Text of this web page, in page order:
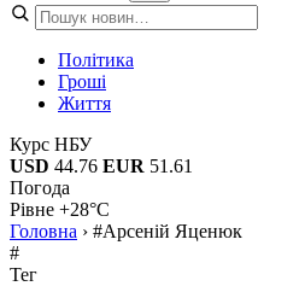
Політика
Гроші
Життя
Курс НБУ
USD 44.76 EUR 51.61
Погода
Рівне +28°C
Головна › #Арсеній Яценюк
#
Тег